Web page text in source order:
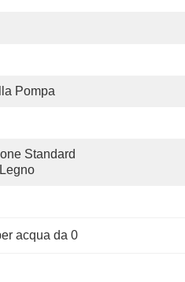
Pompa
Standard
acqua da 0